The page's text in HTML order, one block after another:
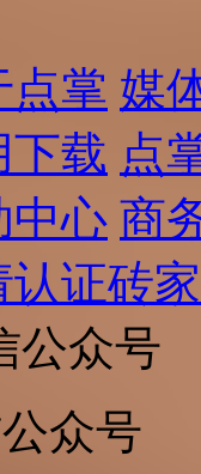
点掌 媒
下载 点
中心 商
认证砖家
众号